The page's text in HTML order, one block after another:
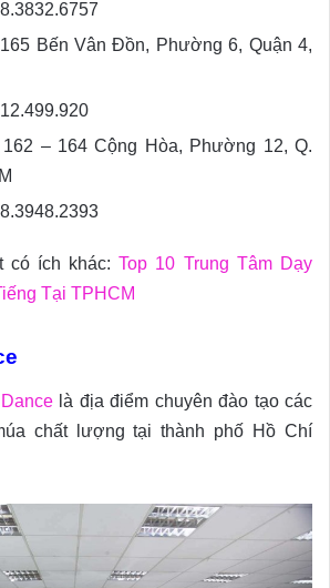
Bến Vân Đồn, Phường 6, Quận 4,
– 164 Cộng Hòa, Phường 12, Q.
có ích khác:Top 10 Trung Tâm Dạy
Tại TPHCM
là địa điểm chuyên đào tạo các
chất lượng tại thành phố Hồ Chí